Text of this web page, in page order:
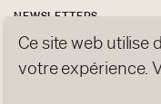
NEWSLETTERS
PROTECTION DES
Ce site web utilise
votre expérience.